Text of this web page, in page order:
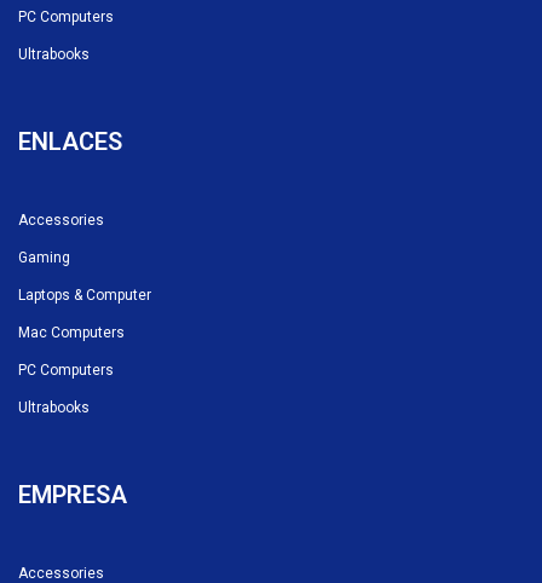
PC Computers
Ultrabooks
ENLACES
Accessories
Gaming
Laptops & Computer
Mac Computers
PC Computers
Ultrabooks
EMPRESA
Accessories